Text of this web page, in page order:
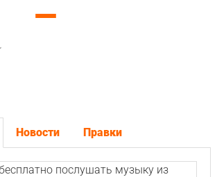
—
Новости Правки
послушать музыку из